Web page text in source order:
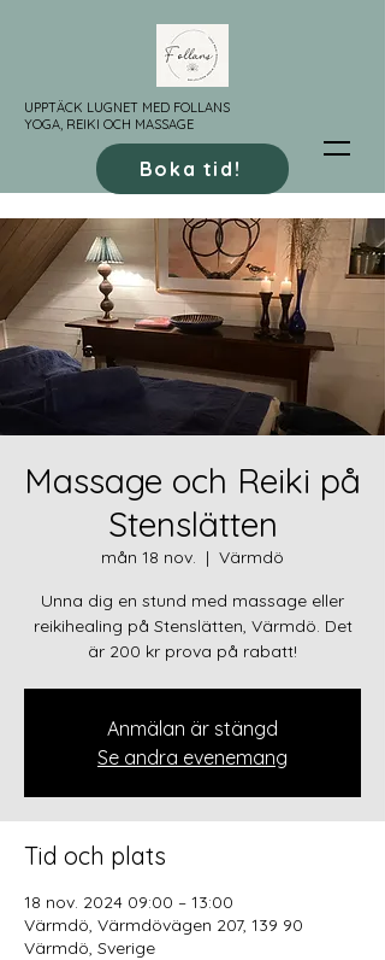
UPPTÄCK LUGNET MED FOLLANS
YOGA, REIKI OCH MASSAGE
Boka tid!
Massage och Reiki på
Stenslätten
mån 18 nov.
  |
Värmdö
Unna dig en stund med massage eller
reikihealing på Stenslätten, Värmdö. Det
är 200 kr prova på rabatt!
Anmälan är stängd
Se andra evenemang
Tid och plats
18 nov. 2024 09:00 – 13:00
Värmdö, Värmdövägen 207, 139 90
Värmdö, Sverige